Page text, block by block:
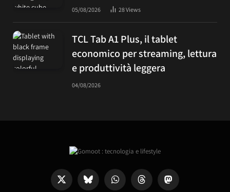
05/08/2026 28Views
TCL Tab A1 Plus, il tablet
economico per streaming, lettura
e produttività leggera
04/08/2026
X
Bluesky WhatsAppThreads Mastodon